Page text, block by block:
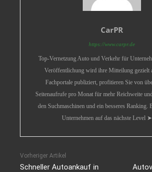
CarPR
https://www.carpr.de
Top-Vernetzung Auto und Verkehr für
Veröffentlichung wird ihre Mitteilung gezielt
Fachportale publiziert, profitieren Sie von
Seitenaufrufe pro Monat für mehr Reichweite
den Suchmaschinen und ein besseres Ranking.
Unternehmen auf das nächste Level
Vorheriger Artikel
Schneller Autoankauf in